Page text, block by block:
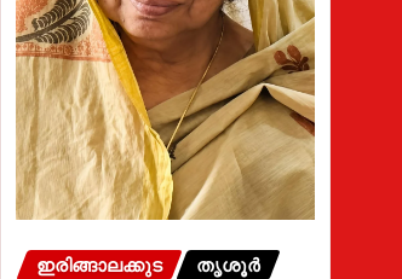
ഇരിങ്ങാലക്കുട
തൃശൂർ